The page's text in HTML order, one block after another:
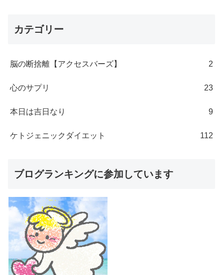
カテゴリー
脳の断捨離【アクセスバーズ】 2
心のサプリ 23
本日は吉日なり 9
ケトジェニックダイエット 112
ブログランキングに参加しています